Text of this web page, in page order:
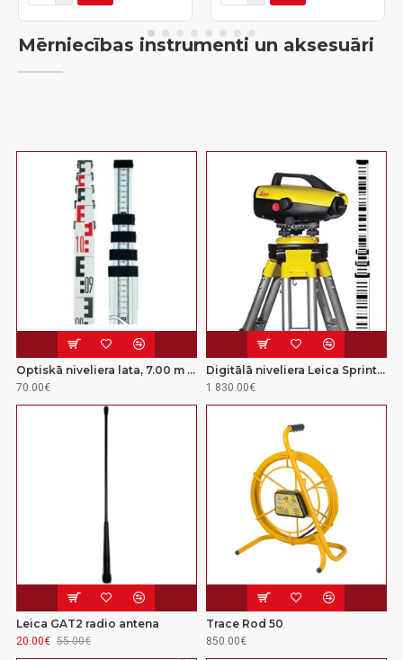
Mērniecības instrumenti un aksesuāri
Optiskā niveliera lata, 7.00 m NESTLE
70.00€
Digitālā niveliera Leica Sprinter 250m komplekts
1 830.00€
Leica GAT2 radio antena
20.00€ 55.00€
Trace Rod 50
850.00€